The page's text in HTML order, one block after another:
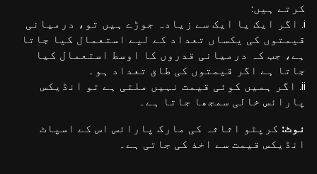
کرتے ہیں:
i. اگر ایک یا ایک سے زیادہ جوڑے ہیں تو، درمیانی
قیمتوں کی یکساں تعداد کے لیے استعمال کیا جاتا
ہے، جب کہ درمیانی قدروں کا اوسط استعمال کیا
جاتا ہے اگر قیمتوں کی طاق تعداد ہو۔
ii. اگر ہمیں کوئی قیمت نہیں ملتی ہے تو انڈیکس
پارائس خالی سمجھا جاتا ہے۔
نوٹ: کرپٹو اثاثہ کی مارک پارائس اس کے اسپاٹ
انڈیکس قیمت سے اخذ کی جاتی ہے۔